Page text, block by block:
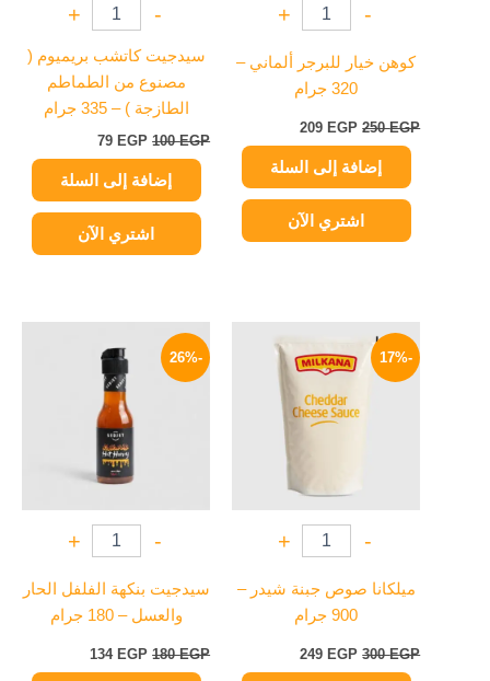
-
+
كوهن خيار للبرجر ألماني –
320 جرام
250EGP
209 EGP
إضافة إلى السلة
اشتري الآن
-
+
سيدجيت كاتشب بريميوم (
مصنوع من الطماطم
الطازجة ) – 335 جرام
100EGP
79 EGP
إضافة إلى السلة
اشتري الآن
-17%
-
+
ميلكانا صوص جبنة شيدر –
900 جرام
300EGP
هو:
249 EGP
الحالي
هو:
249 EGP.
-26%
-
+
سيدجيت بنكهة الفلفل الحار
والعسل – 180 جرام
180EGP
الأصلي
134 EGP